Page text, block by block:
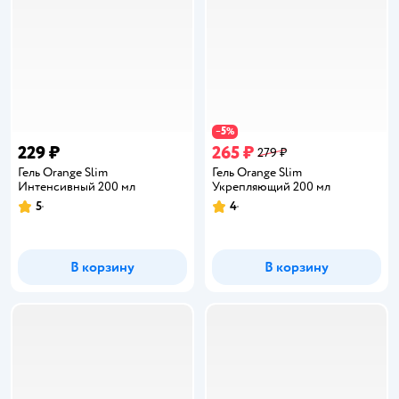
229 ₽
Гель Orange Slim
Интенсивный 200 мл
Рейтинг:
5
В корзину
−5%
265 ₽ 279 ₽
Гель Orange Slim
Укрепляющий 200 мл
Рейтинг:
4
В корзину